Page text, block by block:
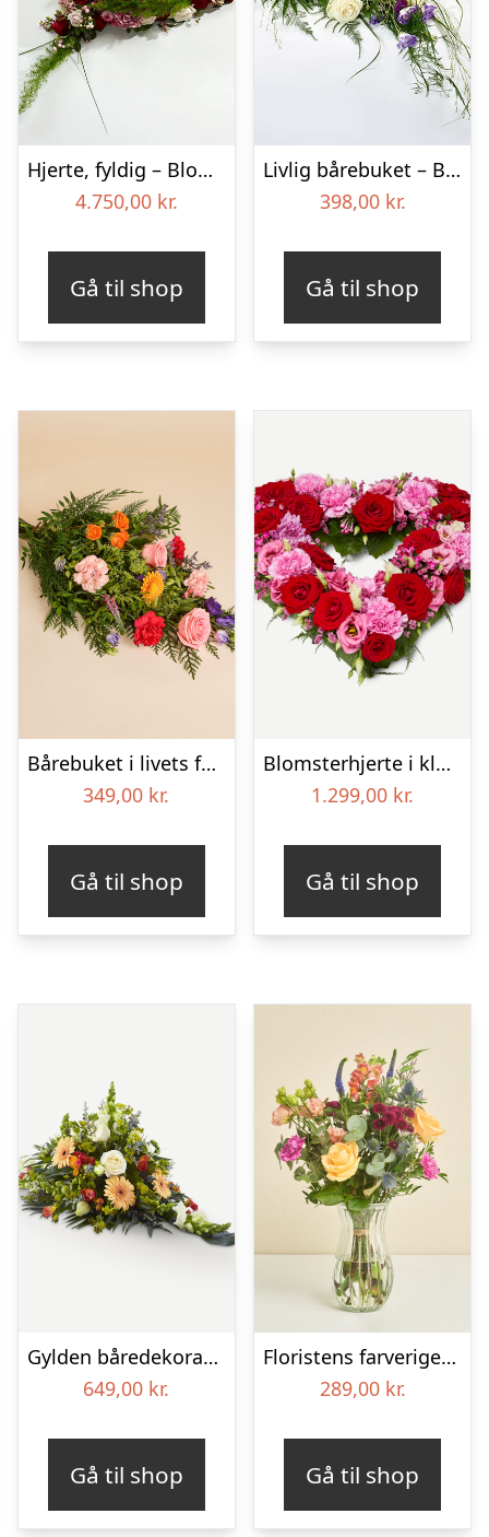
Hjerte, fyldig – Blomster til begravelse
4.750,00 kr.
Gå til shop
Livlig bårebuket – Blomster til begravelse
398,00 kr.
Gå til shop
Bårebuket i livets farver
349,00 kr.
Gå til shop
Blomsterhjerte i klassisk stil – pink
1.299,00 kr.
Gå til shop
Gylden båredekoration
649,00 kr.
Gå til shop
Floristens farverige kondolencebuket
289,00 kr.
Gå til shop